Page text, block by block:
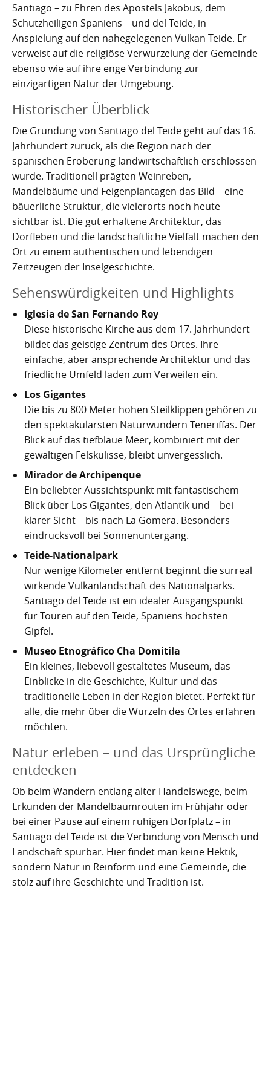
Los Gigantes
Das Observatorium
Pyramiden von Güímar
Giftige Insekten und Spinnen auf den Kanaren
Riesenkalmare in den Gewässern um die Kanarischen
Inseln
Garachico
Granadilla de Abona
Güímar
Guía de Isora
Icod de los Vinos
La Guancha
La Orotava
La Victoria de Acentejo
Los Realejos
Los Silos
San Cristóbal de La Laguna
San Juan de la Rambla
San Miguel de Abona
Santa Úrsula
Santiago del Teide
Tegueste
Achamán - Himmelsgott der Guanchen
Guayota - Teide, Feuer und die Logik der Angst
Magec - Sonne, Licht und Kalenderwissen
Chaxiraxi - Muttergöttin der Guanchen
Achuguayo - Mond, Zeit und heilige Schluchten
San Borondón
Wie Kastilien die Kanarischen Inseln unterwarf
Die Schlachten um Teneriffa
Der Widerstand
Konstanz und Teneriffa
Piratenangriffe auf Teneriffa im 16. Jahrhundert
François Le Clerc
Amaro Pargo
Garachico 1706
Die Schlacht von Santa Cruz 1797
Verworfenes Exil
Franco auf Teneriffa
Thor Heyerdahl und die Pyramiden von Güímar
Nachhaltig bauen und sanieren auf den Kanaren
Walbeobachtung statt Show
Star Wars auf Teneriffa?
Ferienwohnungen legal vermieten
Finca oder Ferienhaus?
Die Cochenille-Schildlaus
Teneriffas Naturwunder
Zwischen Urlaubsparadies und Quantenwunder
Die Geologie Teneriffas
Die Guanchen
Legenden, Geheimnisse und die stille Logik Teneriffas
La Palma und die Tsunami-Erzählung
Santiago – zu Ehren des Apostels Jakobus, dem
Schutzheiligen Spaniens – und del Teide, in
Anspielung auf den nahegelegenen Vulkan Teide. Er
verweist auf die religiöse Verwurzelung der Gemeinde
ebenso wie auf ihre enge Verbindung zur
einzigartigen Natur der Umgebung.
Historischer Überblick
Die Gründung von Santiago del Teide geht auf das 16.
Jahrhundert zurück, als die Region nach der
spanischen Eroberung landwirtschaftlich erschlossen
wurde. Traditionell prägten Weinreben,
Mandelbäume und Feigenplantagen das Bild – eine
bäuerliche Struktur, die vielerorts noch heute
sichtbar ist. Die gut erhaltene Architektur, das
Dorfleben und die landschaftliche Vielfalt machen den
Ort zu einem authentischen und lebendigen
Zeitzeugen der Inselgeschichte.
Sehenswürdigkeiten und Highlights
Iglesia de San Fernando Rey
Diese historische Kirche aus dem 17. Jahrhundert
bildet das geistige Zentrum des Ortes. Ihre
einfache, aber ansprechende Architektur und das
friedliche Umfeld laden zum Verweilen ein.
Los Gigantes
Die bis zu 800 Meter hohen Steilklippen gehören zu
den spektakulärsten Naturwundern Teneriffas. Der
Blick auf das tiefblaue Meer, kombiniert mit der
gewaltigen Felskulisse, bleibt unvergesslich.
Mirador de Archipenque
Ein beliebter Aussichtspunkt mit fantastischem
Blick über Los Gigantes, den Atlantik und – bei
klarer Sicht – bis nach La Gomera. Besonders
eindrucksvoll bei Sonnenuntergang.
Teide-Nationalpark
Nur wenige Kilometer entfernt beginnt die surreal
wirkende Vulkanlandschaft des Nationalparks.
Santiago del Teide ist ein idealer Ausgangspunkt
für Touren auf den Teide, Spaniens höchsten
Gipfel.
Museo Etnográfico Cha Domitila
Ein kleines, liebevoll gestaltetes Museum, das
Einblicke in die Geschichte, Kultur und das
traditionelle Leben in der Region bietet. Perfekt für
alle, die mehr über die Wurzeln des Ortes erfahren
möchten.
Natur erleben – und das Ursprüngliche
entdecken
Ob beim Wandern entlang alter Handelswege, beim
Erkunden der Mandelbaumrouten im Frühjahr oder
bei einer Pause auf einem ruhigen Dorfplatz – in
Santiago del Teide ist die Verbindung von Mensch und
Landschaft spürbar. Hier findet man keine Hektik,
sondern Natur in Reinform und eine Gemeinde, die
stolz auf ihre Geschichte und Tradition ist.